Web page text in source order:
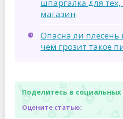
шпаргалка для тех,
магазин
Опасна ли плесень
чем грозит такое
Поделитесь в социальных
Оцените статью: